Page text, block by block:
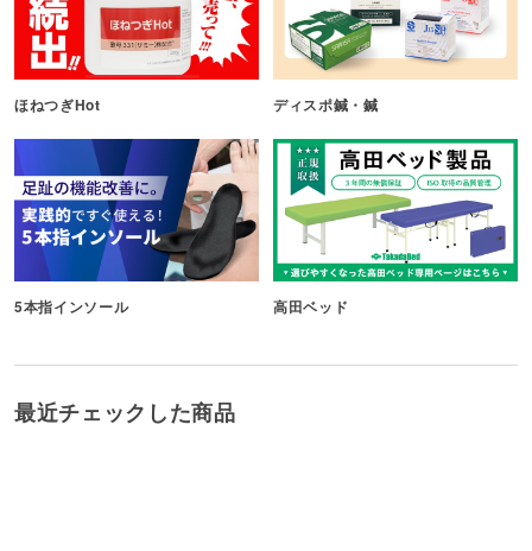
ほねつぎHot ディスポ鍼・鍼
5本指インソール 高田ベッド
最近チェックした商品